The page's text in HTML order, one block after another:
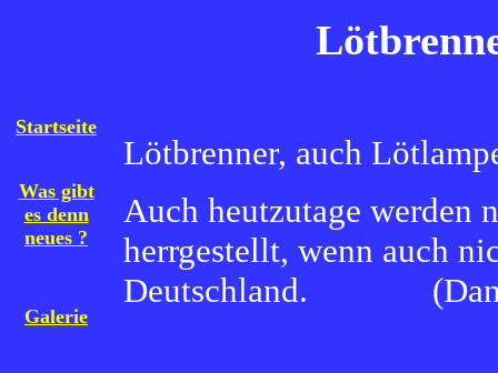
Startseite
Was gibt
es denn
neues ?
Galerie
Lötbrenner, auch
Auch heutzutage werden
herrgestellt, wenn auch
Deutschland.